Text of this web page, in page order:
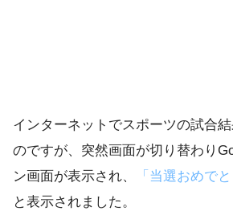
インターネットでスポーツの試合
のですが、突然画面が切り替わり
ン画面が表示され、
「当選おめで
と表示されました。